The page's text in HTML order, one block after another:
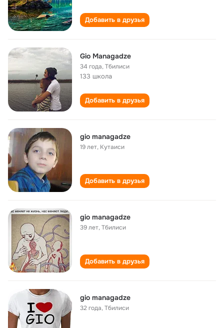
Добавить в друзья
Gio Managadze
34 года,Тбилиси
133 школа
Добавить в друзья
gio managadze
19 лет, Кутаиси
Добавить в друзья
gio managadze
39 лет,Тбилиси
Добавить в друзья
gio managadze
32 года,Тбилиси